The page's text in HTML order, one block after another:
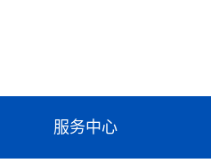
服务中心